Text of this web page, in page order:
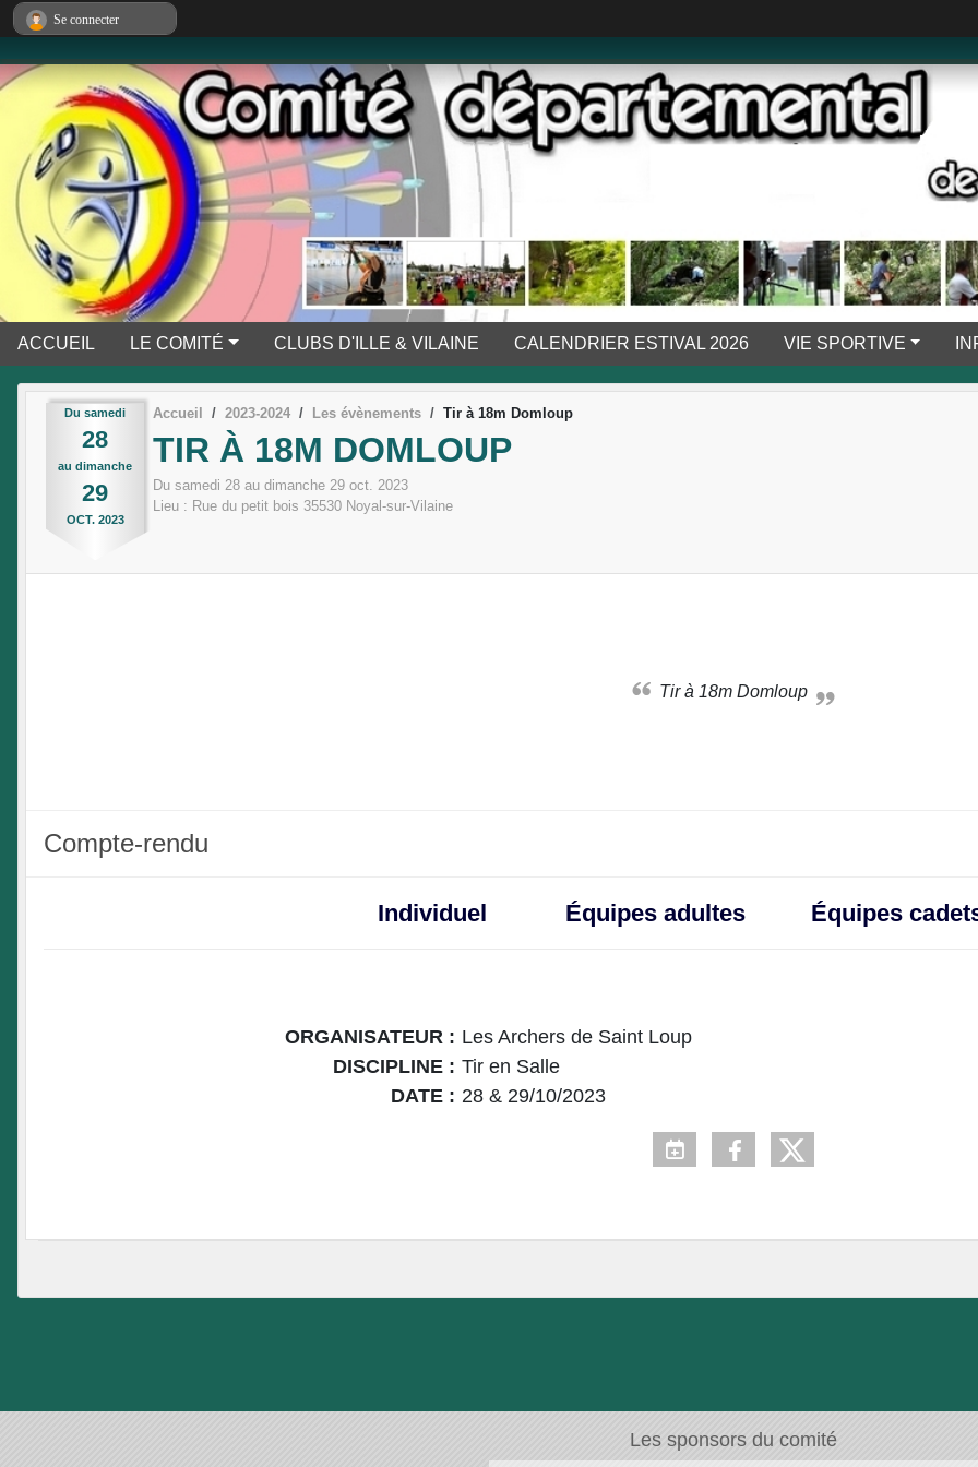
ACCUEIL LE COMITÉ CLUBS D'ILLE & VILAINE CALENDRIER ESTIVAL 2026 VIE SPORTIVE
Du samedi
28
au dimanche
29
OCT. 2023
Accueil 2023-2024 Les évènements Tir à 18m Domloup
TIR À 18M DOMLOUP
Du samedi 28 au dimanche 29 oct. 2023
Lieu : Rue du petit bois 35530 Noyal-sur-Vilaine
Tir à 18m Domloup
Compte-rendu
Individuel Équipes adultes Équipes
ORGANISATEUR :
DISCIPLINE :
DATE :
Les Archers de Saint Loup
Tir en Salle
28 & 29/10/2023
Les sponsors du comité
Se connecter
Panneau de gestion des cookies